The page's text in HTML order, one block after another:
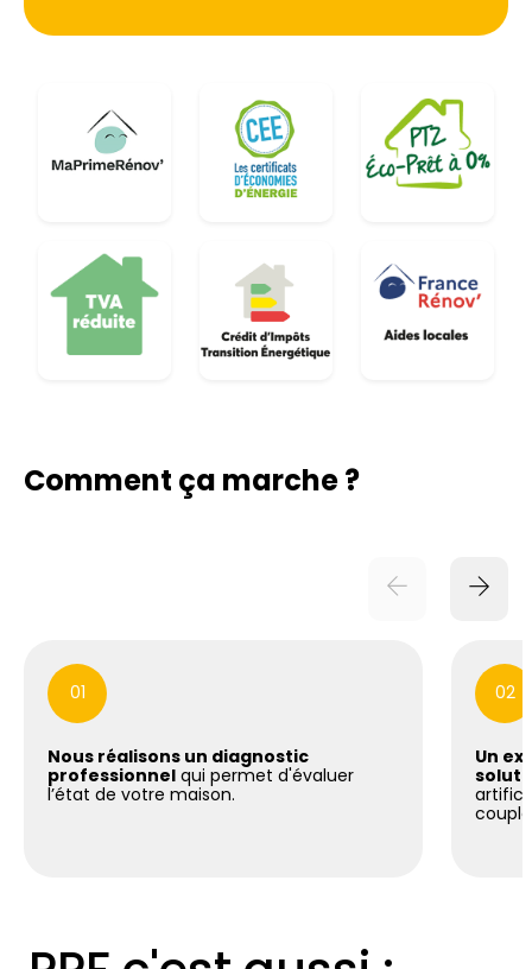
Comment ça marche ?
01
Nous réalisons un diagnostic
professionnel qui permet d'évaluer
l’état de votre maison.
02
Un